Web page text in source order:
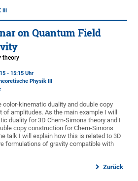
on Quantum Field
theory
- 15:15 Uhr
Physik III
color-kinematic duality and double copy
amplitudes. As the main example I will
duality for 3D Chern-Simons theory and I
copy construction for Chern-Simons
talk I will explain how this is related to 3D
formulations of gravity compatible with
Zurück